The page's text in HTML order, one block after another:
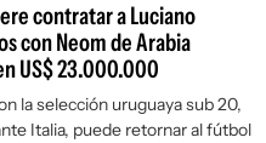
contratar a Luciano
con Neom de Arabia
US$ 23.000.000
la selección uruguaya sub 20,
Italia, puede retornar al fútbol